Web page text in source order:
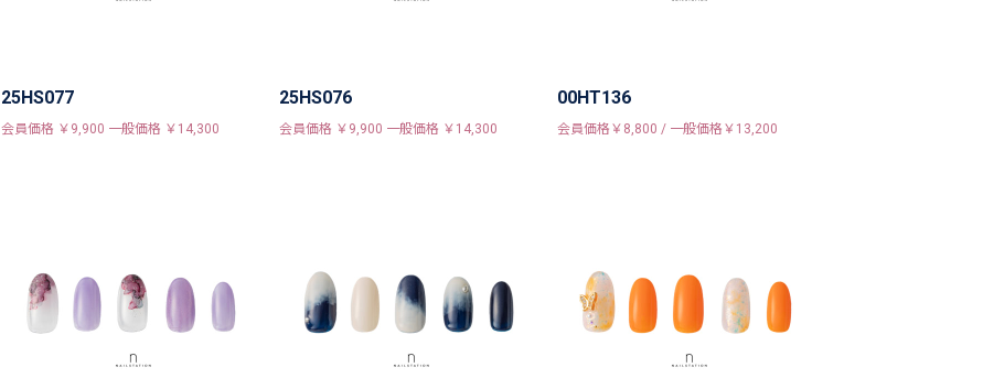
25HS077
会員価格 ￥9,900 一般価格 ￥14,300
25HS076
会員価格 ￥9,900 一般価格 ￥14,300
00HT136
会員価格￥8,800 / 一般価格￥13,200